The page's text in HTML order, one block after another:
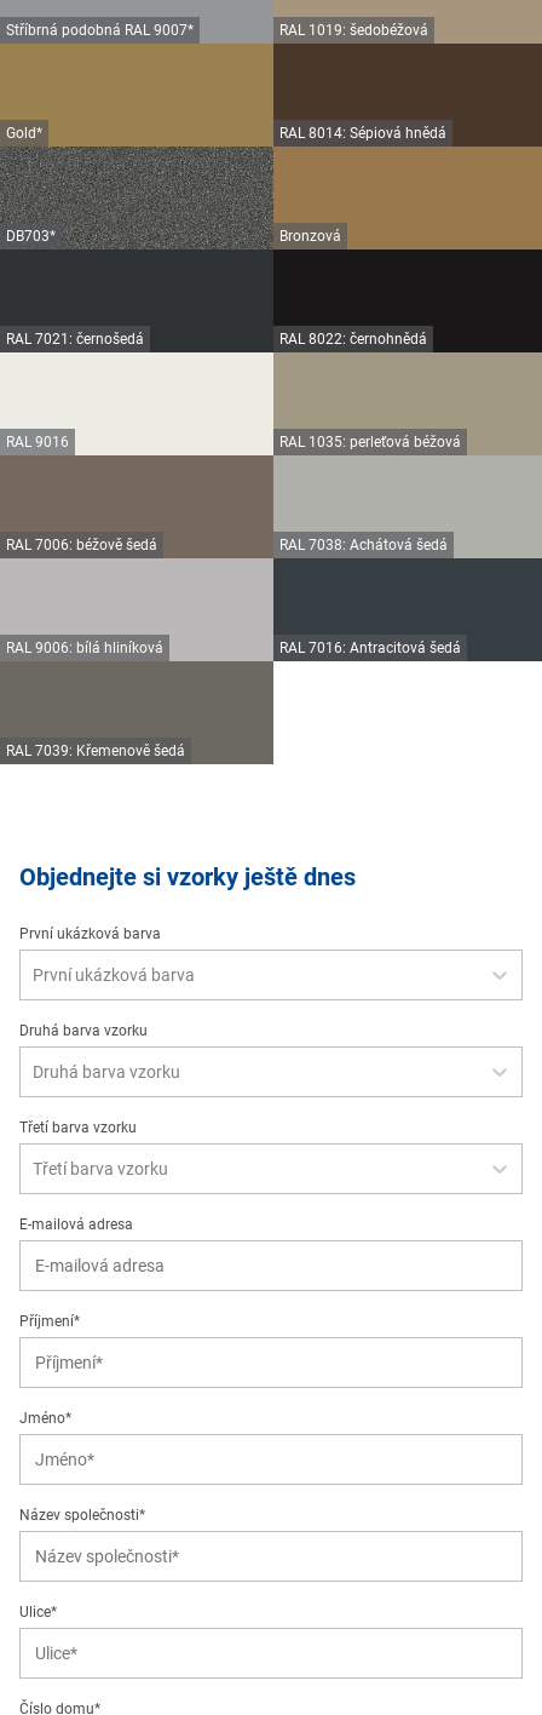
Stříbrná podobná RAL 9007* RAL 1019: šedobéžová
Gold* RAL 8014: Sépiová hnědá
DB703* Bronzová
RAL 7021: černošedá RAL 8022: černohnědá
RAL 9016 RAL 1035: perleťová béžová
RAL 7006: béžově šedá RAL 7038: Achátová šedá
RAL 9006: bílá hliníková RAL 7016: Antracitová šedá
RAL 7039: Křemenově šedá
Objednejte si vzorky ještě dnes
První ukázková barva
První ukázková barva
Druhá barva vzorku
Druhá barva vzorku
Třetí barva vzorku
Třetí barva vzorku
E-mailová adresa
Příjmení*
Jméno*
Název společnosti*
Ulice*
Číslo domu*